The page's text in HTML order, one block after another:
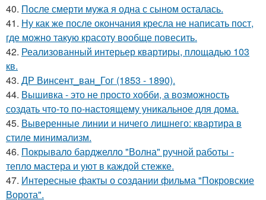
40. После смерти мужа я одна с сыном осталась.
41. Ну как же после окончания кресла не написать пост,
где можно такую красоту вообще повесить.
42. Реализованный интерьер квартиры, площадью 103
кв.
43. ДР Винсент_ван_Гог (1853 - 1890).
44. Вышивка - это не просто хобби, а возможность
создать что-то по-настоящему уникальное для дома.
45. Выверенные линии и ничего лишнего: квартира в
стиле минимализм.
46. Покрывало барджелло "Волна" ручной работы -
тепло мастера и уют в каждой стежке.
47. Интересные факты о создании фильма "Покровские
Ворота".